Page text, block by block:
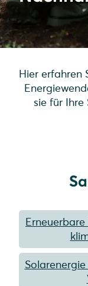
Hier erfahren
sie für
Erneuerbare